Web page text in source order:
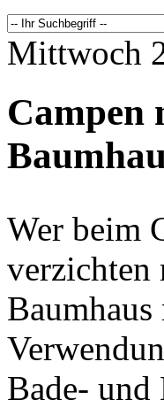
Mittwoch
Campen
Wer beim
verzichten
Bade- und